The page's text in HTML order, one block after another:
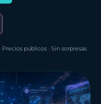
públicos · Sin sorpresas